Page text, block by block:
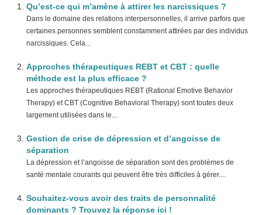
Qu’est-ce qui m’amène à attirer les narcissiques ?
Dans le domaine des relations interpersonnelles, il arrive parfois que
certaines personnes semblent constamment attirées par des individus
narcissiques. Cela...
Approches thérapeutiques REBT et CBT : quelle
méthode est la plus efficace ?
Les approches thérapeutiques REBT (Rational Emotive Behavior
Therapy) et CBT (Cognitive Behavioral Therapy) sont toutes deux
largement utilisées dans le...
Gestion de crise de dépression et d’angoisse de
séparation
La dépression et l’angoisse de séparation sont des problèmes de
santé mentale courants qui peuvent être très difficiles à gérer....
Souhaitez-vous avoir des traits de personnalité
dominants ? Trouvez la réponse ici !